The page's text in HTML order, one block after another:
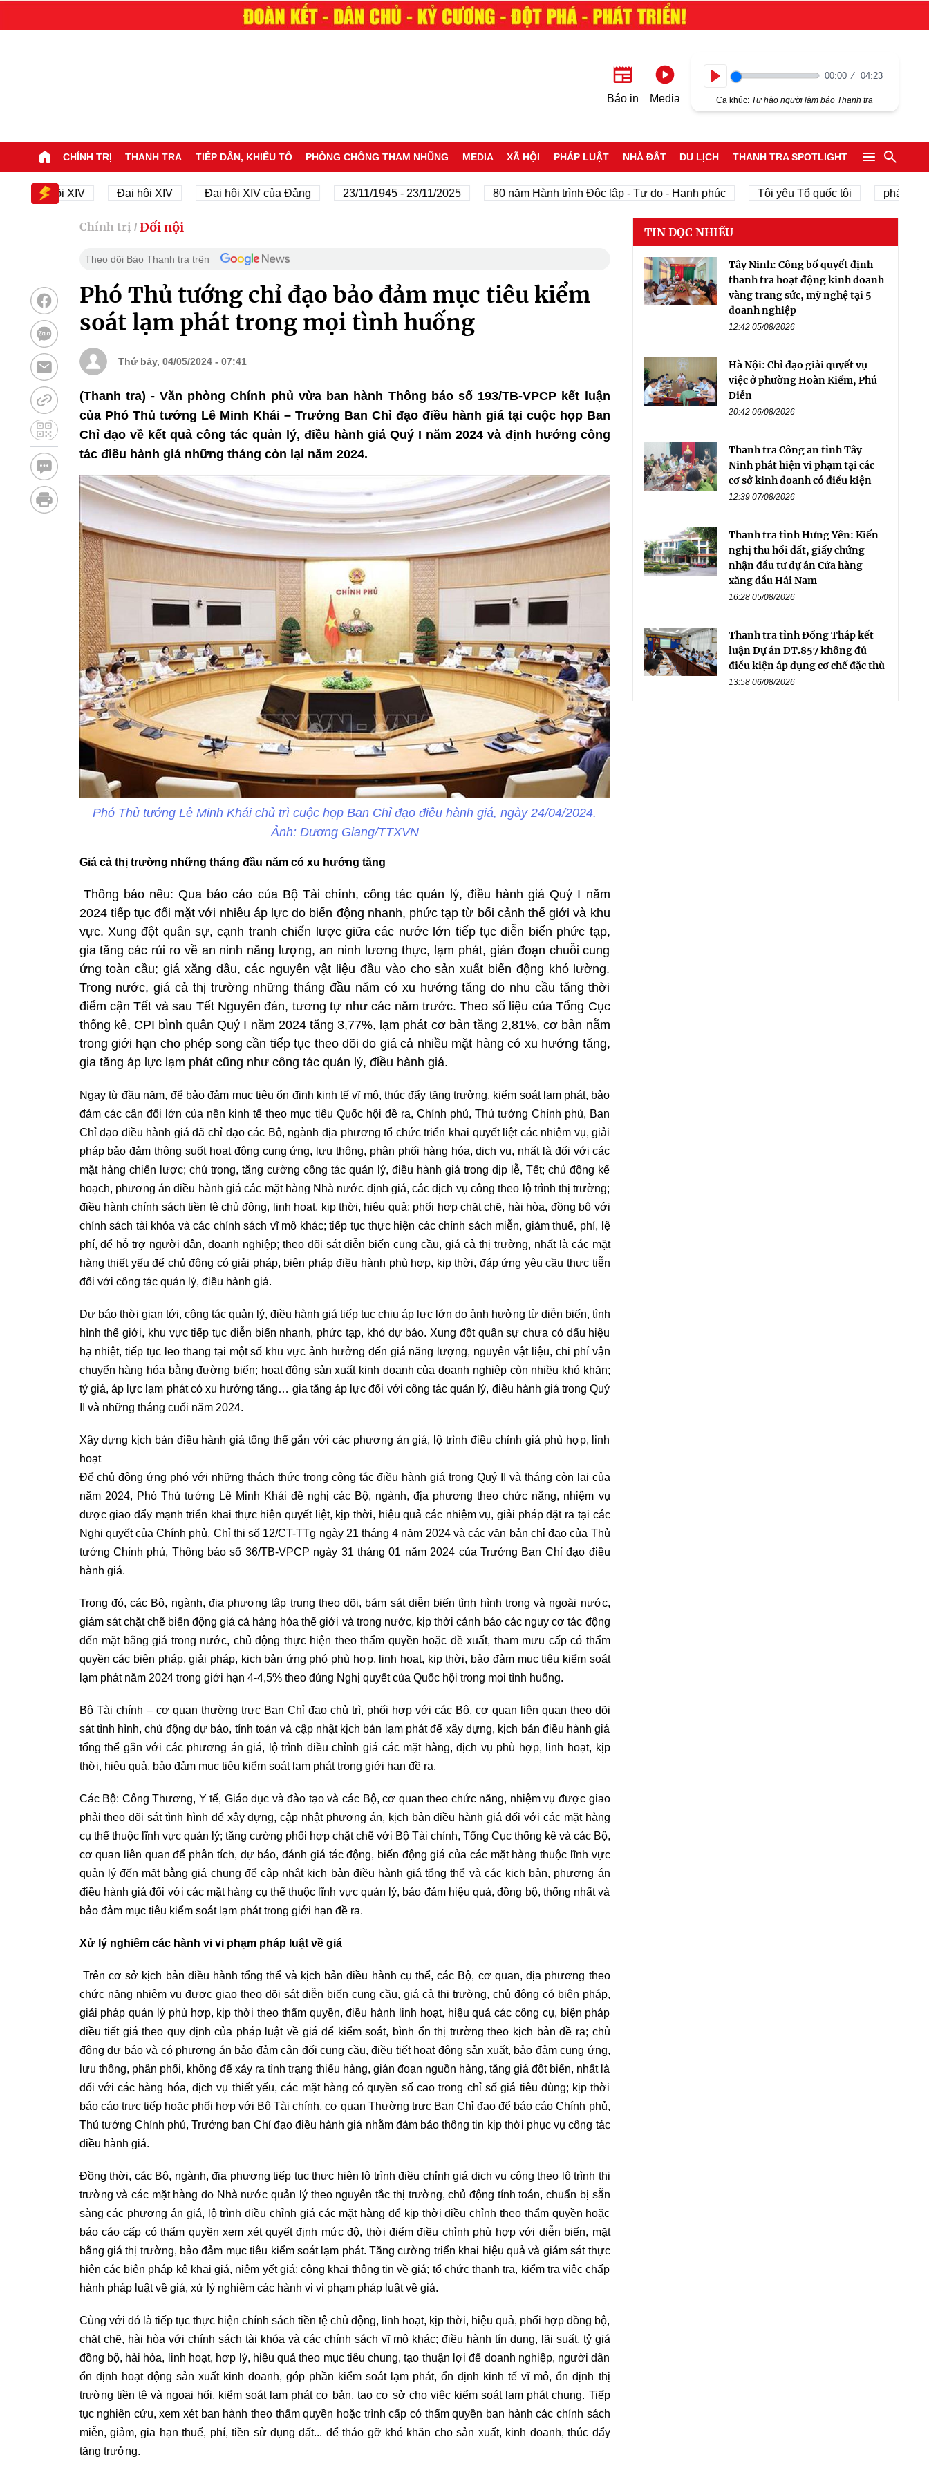
Báo in Media
00:00 04:23
Ca khúc: Tự hào người làm báo Thanh tra
CHÍNH TRỊ THANH TRA TIẾP DÂN, KHIẾU TỐ PHÒNG CHỐNG THAM NHŨNG MEDIA XÃ HỘI PHÁP LUẬT NHÀ ĐẤT DU LỊCH THANH TRA SPOTLIGHT
Đại hội XIV Đại hội XIV Đại hội XIV của Đảng 23/11/1945 - 23/11/2025 80 năm Hành trình Độc lập - Tự do - Hạnh phúc Tôi yêu Tổ quốc tôi phát triển
Chính trị / Đối nội
Theo dõi Báo Thanh tra trên
Phó Thủ tướng chỉ đạo bảo đảm mục tiêu kiểm
soát lạm phát trong mọi tình huống
Thứ bảy, 04/05/2024 - 07:41
(Thanh tra) - Văn phòng Chính phủ vừa ban hành Thông báo số 193/TB-VPCP kết luận
của Phó Thủ tướng Lê Minh Khái – Trưởng Ban Chỉ đạo điều hành giá tại cuộc họp Ban
Chỉ đạo về kết quả công tác quản lý, điều hành giá Quý I năm 2024 và định hướng công
tác điều hành giá những tháng còn lại năm 2024.
Phó Thủ tướng Lê Minh Khái chủ trì cuộc họp Ban Chỉ đạo điều hành giá, ngày 24/04/2024.
Ảnh: Dương Giang/TTXVN
Giá cả thị trường những tháng đầu năm có xu hướng tăng
Thông báo nêu: Qua báo cáo của Bộ Tài chính, công tác quản lý, điều hành giá Quý I năm
2024 tiếp tục đối mặt với nhiều áp lực do biến động nhanh, phức tạp từ bối cảnh thế giới và khu
vực. Xung đột quân sự, cạnh tranh chiến lược giữa các nước lớn tiếp tục diễn biến phức tạp,
gia tăng các rủi ro về an ninh năng lượng, an ninh lương thực, lạm phát, gián đoạn chuỗi cung
ứng toàn cầu; giá xăng dầu, các nguyên vật liệu đầu vào cho sản xuất biến động khó lường.
Trong nước, giá cả thị trường những tháng đầu năm có xu hướng tăng do nhu cầu tăng thời
điểm cận Tết và sau Tết Nguyên đán, tương tự như các năm trước. Theo số liệu của Tổng Cục
thống kê, CPI bình quân Quý I năm 2024 tăng 3,77%, lạm phát cơ bản tăng 2,81%, cơ bản nằm
trong giới hạn cho phép song cần tiếp tục theo dõi do giá cả nhiều mặt hàng có xu hướng tăng,
gia tăng áp lực lạm phát cũng như công tác quản lý, điều hành giá.
Ngay từ đầu năm, để bảo đảm mục tiêu ổn định kinh tế vĩ mô, thúc đẩy tăng trưởng, kiểm soát lạm phát, bảo
đảm các cân đối lớn của nền kinh tế theo mục tiêu Quốc hội đề ra, Chính phủ, Thủ tướng Chính phủ, Ban
Chỉ đạo điều hành giá đã chỉ đạo các Bộ, ngành địa phương tổ chức triển khai quyết liệt các nhiệm vụ, giải
pháp bảo đảm thông suốt hoạt động cung ứng, lưu thông, phân phối hàng hóa, dịch vụ, nhất là đối với các
mặt hàng chiến lược; chú trọng, tăng cường công tác quản lý, điều hành giá trong dịp lễ, Tết; chủ động kế
hoạch, phương án điều hành giá các mặt hàng Nhà nước định giá, các dịch vụ công theo lộ trình thị trường;
điều hành chính sách tiền tệ chủ động, linh hoạt, kịp thời, hiệu quả; phối hợp chặt chẽ, hài hòa, đồng bộ với
chính sách tài khóa và các chính sách vĩ mô khác; tiếp tục thực hiện các chính sách miễn, giảm thuế, phí, lệ
phí, để hỗ trợ người dân, doanh nghiệp; theo dõi sát diễn biến cung cầu, giá cả thị trường, nhất là các mặt
hàng thiết yếu để chủ động có giải pháp, biện pháp điều hành phù hợp, kịp thời, đáp ứng yêu cầu thực tiễn
đối với công tác quản lý, điều hành giá.
Dự báo thời gian tới, công tác quản lý, điều hành giá tiếp tục chịu áp lực lớn do ảnh hưởng từ diễn biến, tình
hình thế giới, khu vực tiếp tục diễn biến nhanh, phức tạp, khó dự báo. Xung đột quân sự chưa có dấu hiệu
hạ nhiệt, tiếp tục leo thang tại một số khu vực ảnh hưởng đến giá năng lượng, nguyên vật liệu, chi phí vận
chuyển hàng hóa bằng đường biển; hoạt động sản xuất kinh doanh của doanh nghiệp còn nhiều khó khăn;
tỷ giá, áp lực lạm phát có xu hướng tăng… gia tăng áp lực đối với công tác quản lý, điều hành giá trong Quý
II và những tháng cuối năm 2024.
Xây dựng kịch bản điều hành giá tổng thể gắn với các phương án giá, lộ trình điều chỉnh giá phù hợp, linh
hoạt
Để chủ động ứng phó với những thách thức trong công tác điều hành giá trong Quý II và tháng còn lại của
năm 2024, Phó Thủ tướng Lê Minh Khái đề nghị các Bộ, ngành, địa phương theo chức năng, nhiệm vụ
được giao đẩy mạnh triển khai thực hiện quyết liệt, kịp thời, hiệu quả các nhiệm vụ, giải pháp đặt ra tại các
Nghị quyết của Chính phủ, Chỉ thị số 12/CT-TTg ngày 21 tháng 4 năm 2024 và các văn bản chỉ đạo của Thủ
tướng Chính phủ, Thông báo số 36/TB-VPCP ngày 31 tháng 01 năm 2024 của Trưởng Ban Chỉ đạo điều
hành giá.
Trong đó, các Bộ, ngành, địa phương tập trung theo dõi, bám sát diễn biến tình hình trong và ngoài nước,
giám sát chặt chẽ biến động giá cả hàng hóa thế giới và trong nước, kịp thời cảnh báo các nguy cơ tác động
đến mặt bằng giá trong nước, chủ động thực hiện theo thẩm quyền hoặc đề xuất, tham mưu cấp có thẩm
quyền các biện pháp, giải pháp, kịch bản ứng phó phù hợp, linh hoạt, kịp thời, bảo đảm mục tiêu kiểm soát
lạm phát năm 2024 trong giới hạn 4-4,5% theo đúng Nghị quyết của Quốc hội trong mọi tình huống.
Bộ Tài chính – cơ quan thường trực Ban Chỉ đạo chủ trì, phối hợp với các Bộ, cơ quan liên quan theo dõi
sát tình hình, chủ động dự báo, tính toán và cập nhật kịch bản lạm phát để xây dựng, kịch bản điều hành giá
tổng thể gắn với các phương án giá, lộ trình điều chỉnh giá các mặt hàng, dịch vụ phù hợp, linh hoạt, kịp
thời, hiệu quả, bảo đảm mục tiêu kiểm soát lạm phát trong giới hạn đề ra.
Các Bộ: Công Thương, Y tế, Giáo dục và đào tạo và các Bộ, cơ quan theo chức năng, nhiệm vụ được giao
phải theo dõi sát tình hình để xây dựng, cập nhật phương án, kịch bản điều hành giá đối với các mặt hàng
cụ thể thuộc lĩnh vực quản lý; tăng cường phối hợp chặt chẽ với Bộ Tài chính, Tổng Cục thống kê và các Bộ,
cơ quan liên quan để phân tích, dự báo, đánh giá tác động, biến động giá của các mặt hàng thuộc lĩnh vực
quản lý đến mặt bằng giá chung để cập nhật kịch bản điều hành giá tổng thể và các kịch bản, phương án
điều hành giá đối với các mặt hàng cụ thể thuộc lĩnh vực quản lý, bảo đảm hiệu quả, đồng bộ, thống nhất và
bảo đảm mục tiêu kiểm soát lạm phát trong giới hạn đề ra.
Xử lý nghiêm các hành vi vi phạm pháp luật về giá
Trên cơ sở kịch bản điều hành tổng thể và kịch bản điều hành cụ thể, các Bộ, cơ quan, địa phương theo
chức năng nhiệm vụ được giao theo dõi sát diễn biến cung cầu, giá cả thị trường, chủ động có biện pháp,
giải pháp quản lý phù hợp, kịp thời theo thẩm quyền, điều hành linh hoạt, hiệu quả các công cụ, biện pháp
điều tiết giá theo quy định của pháp luật về giá để kiểm soát, bình ổn thị trường theo kịch bản đề ra; chủ
động dự báo và có phương án bảo đảm cân đối cung cầu, điều tiết hoạt động sản xuất, bảo đảm cung ứng,
lưu thông, phân phối, không để xảy ra tình trạng thiếu hàng, gián đoạn nguồn hàng, tăng giá đột biến, nhất là
đối với các hàng hóa, dịch vụ thiết yếu, các mặt hàng có quyền số cao trong chỉ số giá tiêu dùng; kịp thời
báo cáo trực tiếp hoặc phối hợp với Bộ Tài chính, cơ quan Thường trực Ban Chỉ đạo để báo cáo Chính phủ,
Thủ tướng Chính phủ, Trưởng ban Chỉ đạo điều hành giá nhằm đảm bảo thông tin kịp thời phục vụ công tác
điều hành giá.
Đồng thời, các Bộ, ngành, địa phương tiếp tục thực hiện lộ trình điều chỉnh giá dịch vụ công theo lộ trình thị
trường và các mặt hàng do Nhà nước quản lý theo nguyên tắc thị trường, chủ động tính toán, chuẩn bị sẵn
sàng các phương án giá, lộ trình điều chỉnh giá các mặt hàng để kịp thời điều chỉnh theo thẩm quyền hoặc
báo cáo cấp có thẩm quyền xem xét quyết định mức độ, thời điểm điều chỉnh phù hợp với diễn biến, mặt
bằng giá thị trường, bảo đảm mục tiêu kiểm soát lạm phát. Tăng cường triển khai hiệu quả và giám sát thực
hiện các biện pháp kê khai giá, niêm yết giá; công khai thông tin về giá; tổ chức thanh tra, kiểm tra việc chấp
hành pháp luật về giá, xử lý nghiêm các hành vi vi phạm pháp luật về giá.
Cùng với đó là tiếp tục thực hiện chính sách tiền tệ chủ động, linh hoạt, kịp thời, hiệu quả, phối hợp đồng bộ,
chặt chẽ, hài hòa với chính sách tài khóa và các chính sách vĩ mô khác; điều hành tín dụng, lãi suất, tỷ giá
đồng bộ, hài hòa, linh hoạt, hợp lý, hiệu quả theo mục tiêu chung, tạo thuận lợi để doanh nghiệp, người dân
ổn định hoạt động sản xuất kinh doanh, góp phần kiểm soát lạm phát, ổn định kinh tế vĩ mô, ổn định thị
trường tiền tệ và ngoại hối, kiểm soát lạm phát cơ bản, tạo cơ sở cho việc kiểm soát lạm phát chung. Tiếp
tục nghiên cứu, xem xét ban hành theo thẩm quyền hoặc trình cấp có thẩm quyền ban hành các chính sách
miễn, giảm, gia hạn thuế, phí, tiền sử dụng đất... để tháo gỡ khó khăn cho sản xuất, kinh doanh, thúc đẩy
tăng trưởng.
TIN ĐỌC NHIỀU
Tây Ninh: Công bố quyết định
thanh tra hoạt động kinh doanh
vàng trang sức, mỹ nghệ tại 5
doanh nghiệp
12:42 05/08/2026
Hà Nội: Chỉ đạo giải quyết vụ
việc ở phường Hoàn Kiếm, Phú
Diễn
20:42 06/08/2026
Thanh tra Công an tỉnh Tây
Ninh phát hiện vi phạm tại các
cơ sở kinh doanh có điều kiện
12:39 07/08/2026
Thanh tra tỉnh Hưng Yên: Kiến
nghị thu hồi đất, giấy chứng
nhận đầu tư dự án Cửa hàng
xăng dầu Hải Nam
16:28 05/08/2026
Thanh tra tỉnh Đồng Tháp kết
luận Dự án ĐT.857 không đủ
điều kiện áp dụng cơ chế đặc thù
13:58 06/08/2026